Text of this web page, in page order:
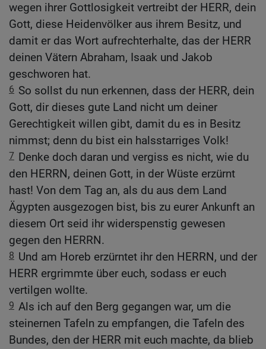
wegen ihrer Gottlosigkeit vertreibt der HERR, dein
Gott, diese Heidenvölker aus ihrem Besitz, und
damit er das Wort aufrechterhalte, das der HERR
deinen Vätern Abraham, Isaak und Jakob
geschworen hat.
6 So sollst du nun erkennen, dass der HERR, dein
Gott, dir dieses gute Land nicht um deiner
Gerechtigkeit willen gibt, damit du es in Besitz
nimmst; denn du bist ein halsstarriges Volk!
7 Denke doch daran und vergiss es nicht, wie du
den HERRN, deinen Gott, in der Wüste erzürnt
hast! Von dem Tag an, als du aus dem Land
Ägypten ausgezogen bist, bis zu eurer Ankunft an
diesem Ort seid ihr widerspenstig gewesen
gegen den HERRN.
8 Und am Horeb erzürntet ihr den HERRN, und der
HERR ergrimmte über euch, sodass er euch
vertilgen wollte.
9 Als ich auf den Berg gegangen war, um die
steinernen Tafeln zu empfangen, die Tafeln des
Bundes, den der HERR mit euch machte, da blieb